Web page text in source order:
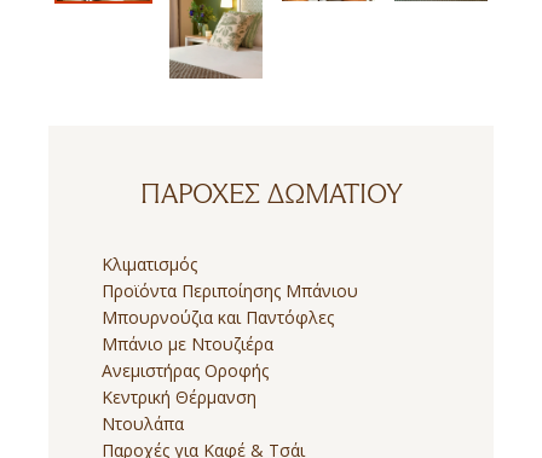
ΠΑΡΟΧΈΣ ΔΩΜΑΤΊΟΥ
Κλιματισμός
Προϊόντα Περιποίησης Μπάνιου
Μπουρνούζια και Παντόφλες
Μπάνιο με Ντουζιέρα
Ανεμιστήρας Οροφής
Κεντρική Θέρμανση
Ντουλάπα
Παροχές για Καφέ & Τσάι